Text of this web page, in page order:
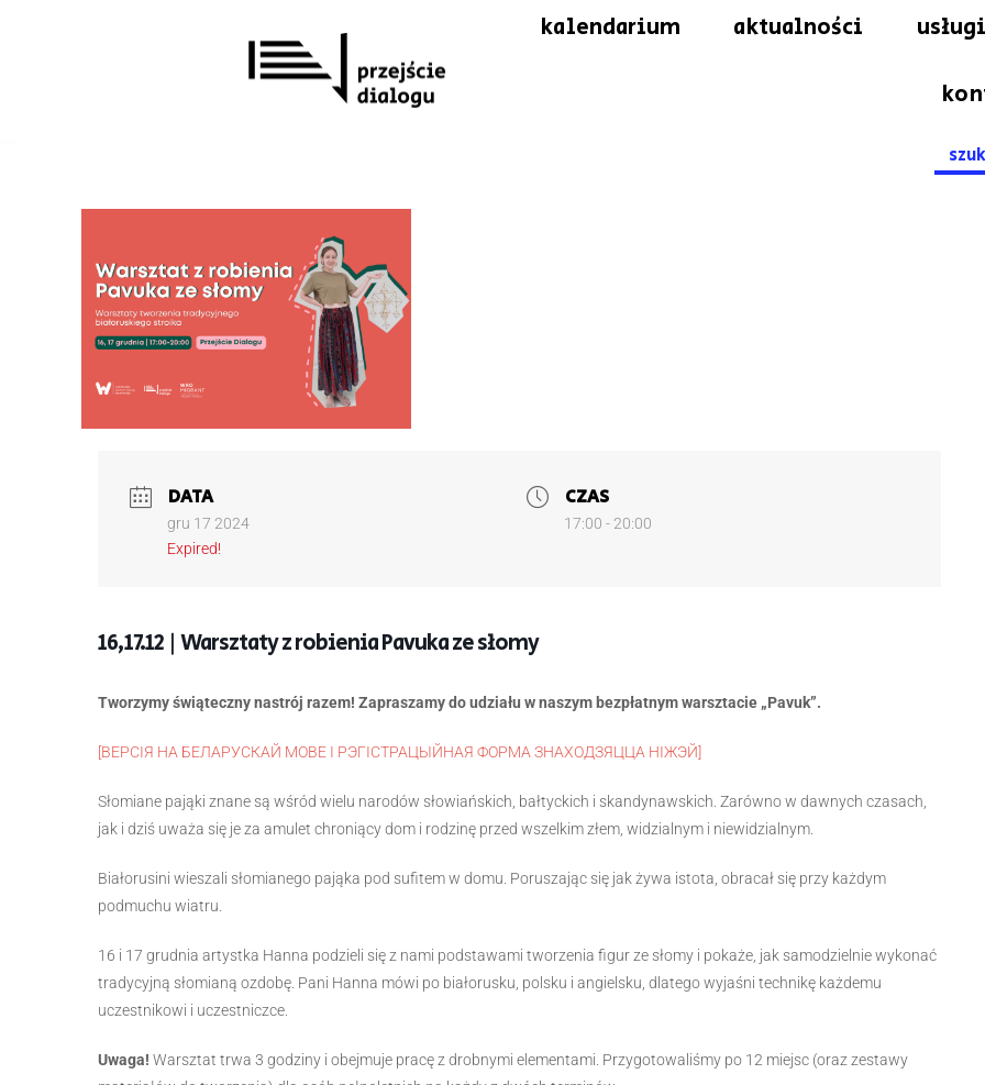
kalendarium aktualności
for:
DATA
gru 17 2024
Expired!
CZAS
17:00 - 20:00
16,17.12 | Warsztaty z robienia Pavuka ze słomy
Tworzymy świąteczny nastrój razem! Zapraszamy do udziału w naszym bezpłatnym warsztacie „Pavuk”.
[ВЕРСІЯ НА БЕЛАРУСКАЙ МОВЕ І РЭГІСТРАЦЫЙНАЯ ФОРМА ЗНАХОДЗЯЦЦА НІЖЭЙ]
Słomiane pająki znane są wśród wielu narodów słowiańskich, bałtyckich i skandynawskich. Zarówno w dawnych czasach,
jak i dziś uważa się je za amulet chroniący dom i rodzinę przed wszelkim złem, widzialnym i niewidzialnym.
Białorusini wieszali słomianego pająka pod sufitem w domu. Poruszając się jak żywa istota, obracał się przy każdym
podmuchu wiatru.
16 i 17 grudnia artystka Hanna podzieli się z nami podstawami tworzenia figur ze słomy i pokaże, jak samodzielnie wykonać
tradycyjną słomianą ozdobę. Pani Hanna mówi po białorusku, polsku i angielsku, dlatego wyjaśni technikę każdemu
uczestnikowi i uczestniczce.
Uwaga! Warsztat trwa 3 godziny i obejmuje pracę z drobnymi elementami. Przygotowaliśmy po 12 miejsc (oraz zestawy